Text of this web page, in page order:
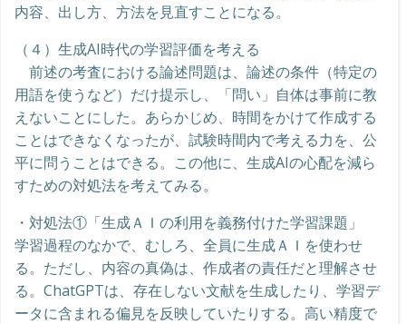
内容、出し方、方法を見直すことになる。
（４）生成AI時代の学習評価を考える
前述の考査における論述問題は、論述の条件（特定の
用語を使うなど）だけ提示し、「問い」自体は事前に教
えないことにした。あらかじめ、時間をかけて作成する
ことはできなくなったが、試験時間内で考える力を、公
平に問うことはできる。この他に、生成AIの心配を減ら
すための対処法を考えてみる。
・対処法①「生成ＡＩの利用を義務付けた学習課題」
学習過程のなかで、むしろ、全員に生成ＡＩを使わせ
る。ただし、内容の真偽は、作成者の責任だと理解させ
る。ChatGPTは、存在しない文献を生成したり、学習デ
ータに含まれる偏見を反映していたりする。高い精度で